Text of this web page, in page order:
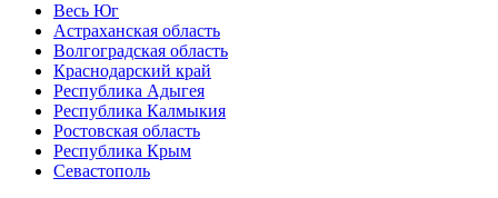
Весь Юг
Астраханская область
Волгоградская область
Краснодарский край
Республика Адыгея
Республика Калмыкия
Ростовская область
Республика Крым
Севастополь